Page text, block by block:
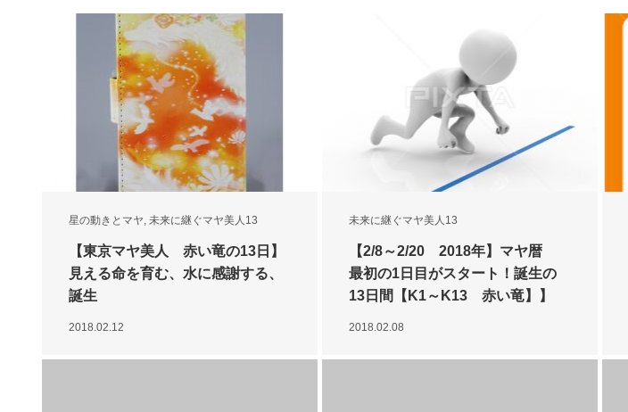
星の動きとマヤ, 未来に継ぐマヤ美人13
【東京マヤ美人 赤い竜の13日】
見える命を育む、水に感謝する、
誕生
2018.02.12
未来に継ぐマヤ美人13
【2/8～2/20 2018年】マヤ暦
最初の1日目がスタート！誕生の
13日間【K1～K13 赤い竜】】
2018.02.08